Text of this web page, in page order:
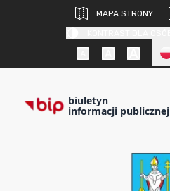
MAPA STRONY
biuletyn
informacji publicznej